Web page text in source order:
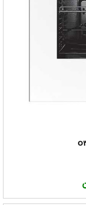
خریدار را درگیر
مثلا همین فر لتو
فر لتو خوبه برای
بودن فر لتو
ما در تماس باشید